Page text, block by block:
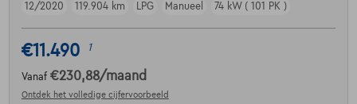
12/2020
119.904 km LPG Manueel 74 kW ( 101 PK )
€11.490 1
Vanaf €230,88/maand
Ontdek het volledige cijfervoorbeeld